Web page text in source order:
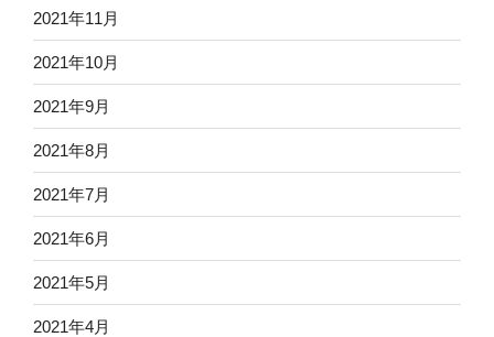
2021年11月
2021年10月
2021年9月
2021年8月
2021年7月
2021年6月
2021年5月
2021年4月